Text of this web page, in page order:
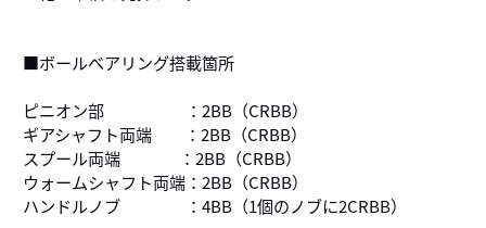
■ボールベアリング搭載箇所
ピニオン部 ：2BB（CRBB）
ギアシャフト両端 ：2BB（CRBB）
スプール両端 ：2BB（CRBB）
ウォームシャフト両端：2BB（CRBB）
ハンドルノブ ：4BB（1個のノブに2CRBB）